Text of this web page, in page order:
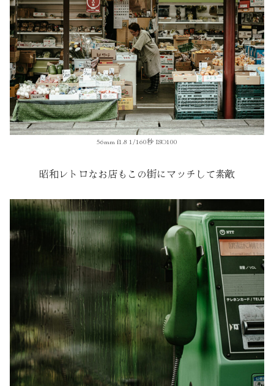
56mm f1.8 1/160秒 ISO100
昭和レトロなお店もこの街にマッチして素敵